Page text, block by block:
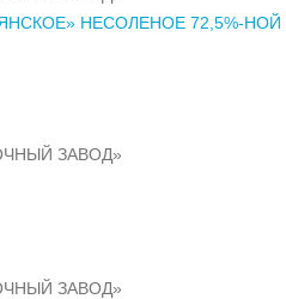
НЕСОЛЕНОЕ 72,5%-НОЙ
ЗАВОД»
ЗАВОД»